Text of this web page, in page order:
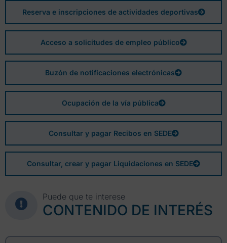
Reserva e inscripciones de actividades deportivas
Acceso a solicitudes de empleo público
Buzón de notificaciones electrónicas
Ocupación de la vía pública
Consultar y pagar Recibos en SEDE
Consultar, crear y pagar Liquidaciones en SEDE
Puede que te interese
CONTENIDO DE INTERÉS